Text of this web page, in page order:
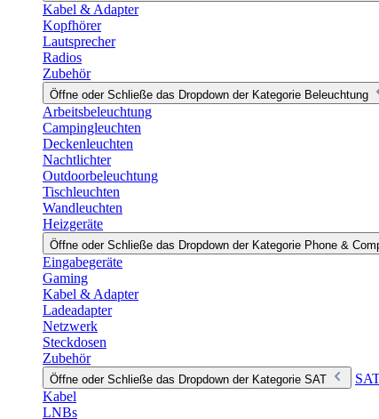
Kabel & Adapter
Kopfhörer
Lautsprecher
Radios
Zubehör
Öffne oder Schließe das Dropdown der Kategorie Beleuchtung
Arbeitsbeleuchtung
Campingleuchten
Deckenleuchten
Nachtlichter
Outdoorbeleuchtung
Tischleuchten
Wandleuchten
Heizgeräte
Öffne oder Schließe das Dropdown der Kategorie Phone &
Eingabegeräte
Gaming
Kabel & Adapter
Ladeadapter
Netzwerk
Steckdosen
Zubehör
Öffne oder Schließe das Dropdown der Kategorie SAT
Kabel
LNBs